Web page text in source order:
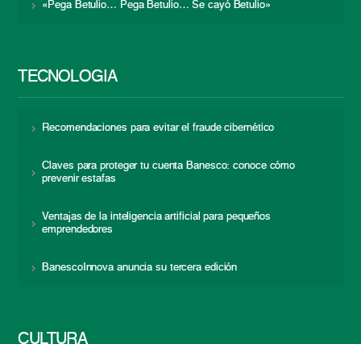
«Pega Betulio… Pega Betulio… Se cayó Betulio»
TECNOLOGÍA
Recomendaciones para evitar el fraude cibernético
Claves para proteger tu cuenta Banesco: conoce cómo
prevenir estafas
Ventajas de la inteligencia artificial para pequeños
emprendedores
BanescoInnova anuncia su tercera edición
CULTURA